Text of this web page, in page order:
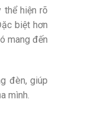
thể hiện rõ
biệt hơn
mang đến
đèn, giúp
mình.